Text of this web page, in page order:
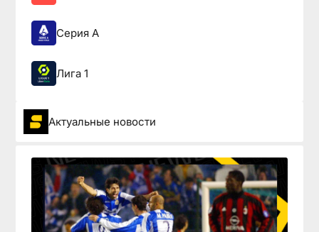
Серия А
Лига 1
Актуальные новости